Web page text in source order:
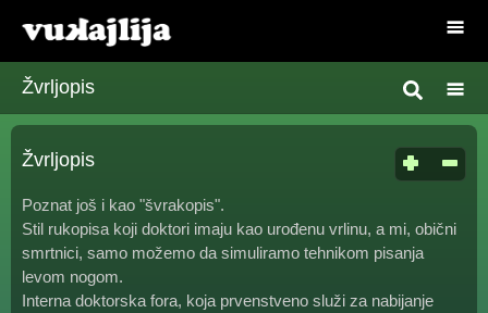
Žvrljopis
Žvrljopis
Poznat još i kao "švrakopis".
Stil rukopisa koji doktori imaju kao urođenu vrlinu, a mi, obični
smrtnici, samo možemo da simuliramo tehnikom pisanja
levom nogom.
Interna doktorska fora, koja prvenstveno služi za nabijanje